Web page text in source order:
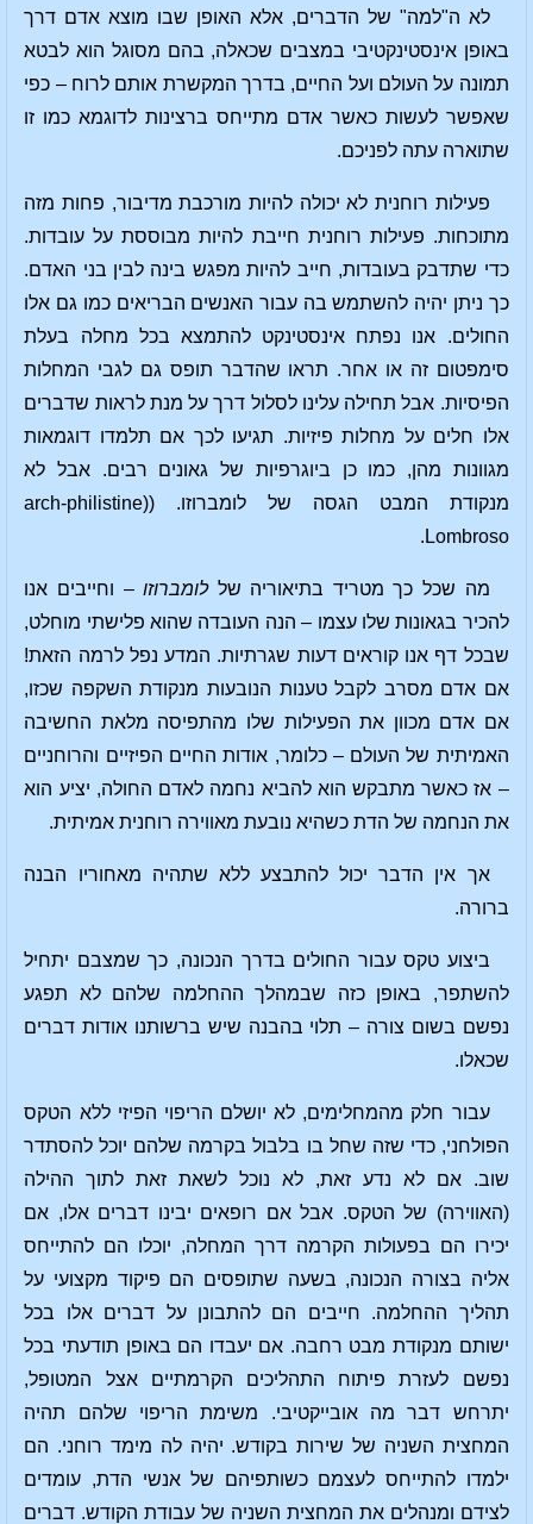
לא ה"למה" של הדברים, אלא האופן שבו מוצא אדם דרך
באופן אינסטינקטיבי במצבים שכאלה, בהם מסוגל הוא לבטא
תמונה על העולם ועל החיים, בדרך המקשרת אותם לרוח – כפי
שאפשר לעשות כאשר אדם מתייחס ברצינות לדוגמא כמו זו
שתוארה עתה לפניכם.
פעילות רוחנית לא יכולה להיות מורכבת מדיבור, פחות מזה
מתוכחות. פעילות רוחנית חייבת להיות מבוססת על עובדות.
כדי שתדבק בעובדות, חייב להיות מפגש בינה לבין בני האדם.
כך ניתן יהיה להשתמש בה עבור האנשים הבריאים כמו גם אלו
החולים. אנו נפתח אינסטינקט להתמצא בכל מחלה בעלת
סימפטום זה או אחר. תראו שהדבר תופס גם לגבי המחלות
הפיסיות. אבל תחילה עלינו לסלול דרך על מנת לראות שדברים
אלו חלים על מחלות פיזיות. תגיעו לכך אם תלמדו דוגמאות
מגוונות מהן, כמו כן ביוגרפיות של גאונים רבים. אבל לא
מנקודת המבט הגסה של לומברוזו. ((arch-philistine
Lombroso.
מה שכל כך מטריד בתיאוריה שללומברוזו– וחייבים אנו
להכיר בגאונות שלו עצמו – הנה העובדה שהוא פלישתי מוחלט,
שבכל דף אנו קוראים דעות שגרתיות. המדע נפל לרמה הזאת!
אם אדם מסרב לקבל טענות הנובעות מנקודת השקפה שכזו,
אם אדם מכוון את הפעילות שלו מהתפיסה מלאת החשיבה
האמיתית של העולם – כלומר, אודות החיים הפיזיים והרוחניים
– אז כאשר מתבקש הוא להביא נחמה לאדם החולה, יציע הוא
את הנחמה של הדת כשהיא נובעת מאווירה רוחנית אמיתית.
אך אין הדבר יכול להתבצע ללא שתהיה מאחוריו הבנה
ברורה.
ביצוע טקס עבור החולים בדרך הנכונה, כך שמצבם יתחיל
להשתפר, באופן כזה שבמהלך ההחלמה שלהם לא תפגע
נפשם בשום צורה – תלוי בהבנה שיש ברשותנו אודות דברים
שכאלו.
עבור חלק מהמחלימים, לא יושלם הריפוי הפיזי ללא הטקס
הפולחני, כדי שזה שחל בו בלבול בקרמה שלהם יוכל להסתדר
שוב. אם לא נדע זאת, לא נוכל לשאת זאת לתוך ההילה
(האווירה) של הטקס. אבל אם רופאים יבינו דברים אלו, אם
יכירו הם בפעולות הקרמה דרך המחלה, יוכלו הם להתייחס
אליה בצורה הנכונה, בשעה שתופסים הם פיקוד מקצועי על
תהליך ההחלמה. חייבים הם להתבונן על דברים אלו בכל
ישותם מנקודת מבט רחבה. אם יעבדו הם באופן תודעתי בכל
נפשם לעזרת פיתוח התהליכים הקרמתיים אצל המטופל,
יתרחש דבר מה אובייקטיבי. משימת הריפוי שלהם תהיה
המחצית השניה של שירות בקודש. יהיה לה מימד רוחני. הם
ילמדו להתייחס לעצמם כשותפיהם של אנשי הדת, עומדים
לצידם ומנהלים את המחצית השניה של עבודת הקודש. דברים